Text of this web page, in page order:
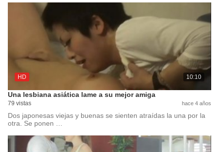
HD 10:10
Una lesbiana asiática lame a su mejor amiga
79 vistas hace 4 años
Dos japonesas viejas y buenas se sienten atraídas la una por la
otra. Se ponen …